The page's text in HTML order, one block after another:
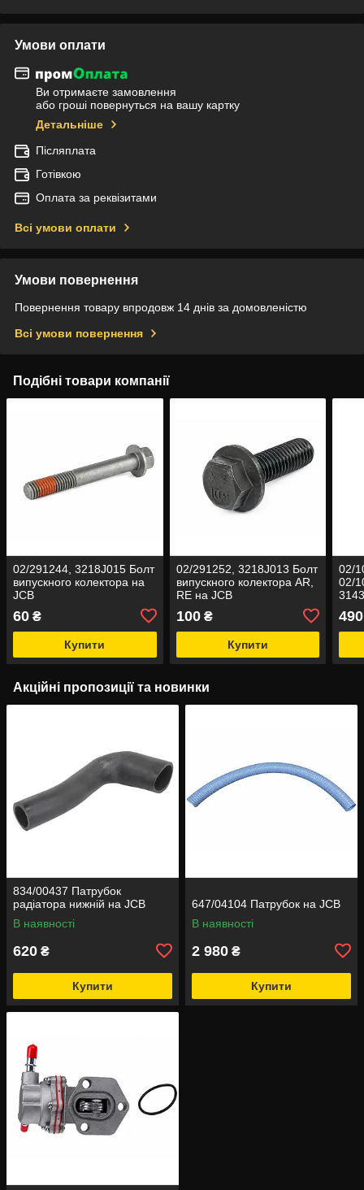
Умови оплати
Ви отримаєте замовлення
або гроші повернуться на вашу картку
Детальніше
Післяплата
Готівкою
Оплата за реквізитами
Всі умови оплати
Умови повернення
Повернення товару впродовж 14 днів за домовленістю
Всі умови повернення
Подібні товари компанії
02/291244, 3218J015 Болт
випускного колектора на
JCB
60 ₴
Купити
02/291252, 3218J013 Болт
випускного колектора AR,
RE на JCB
100₴
Купити
02/
02/
3CX,
490
Акційні пропозиції та новинки
834/00437 Патрубок
радіатора нижній на JCB
В наявності
620 ₴
Купити
647/04104 Патрубок на JCB
В наявності
2 980 ₴
Купити